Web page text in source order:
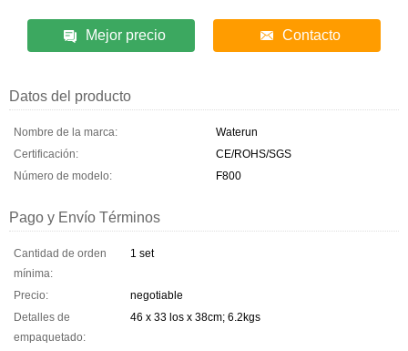
Mejor precio Contacto
Datos del producto
Nombre de la marca:
Waterun
Certificación:
CE/ROHS/SGS
Número de modelo:
F800
Pago y Envío Términos
Cantidad de orden
mínima:
1 set
Precio:
negotiable
Detalles de
empaquetado:
46 x 33 los x 38cm; 6.2kgs